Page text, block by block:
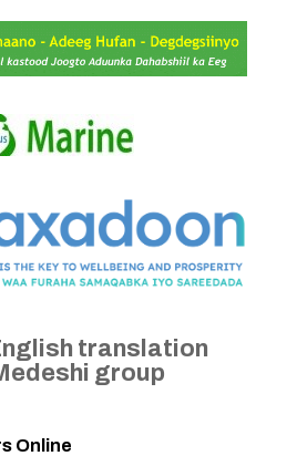
translation
group
Online